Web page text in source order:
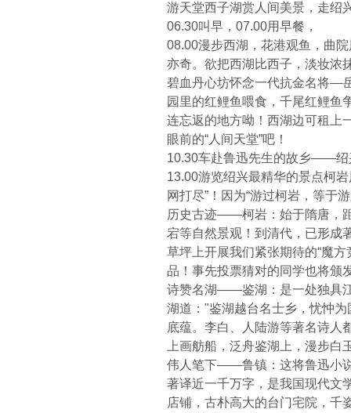
游天堂西子湖赏人间美景，走绍
06.30叫早，07.00用早餐，
08.00漫步西湖，花港观鱼，曲
亦奇。欲把西湖比西子，淡妆浓
碧血丹心坊怀念一代抗金名将—
园里的红鲤鱼喂食，千尾红鲤鱼
连忘返的地方呦！西湖边可租上
眼前的“人间天堂”吧！
10.30车赴鲁迅先生的故乡——绍
13.00游览绍兴最精华的景点柯
网打尽”！因为“游过柯岩，等于
历史古迹——柯岩：始于隋唐，
宕等自然景观！到清代，已形成
草坪上开展我们紧张期待的“魔
品！事先投票猜对的同学也将颁
诗赞名湖——鉴湖：是一处独具
湖道："鉴湖越台名士乡，忧忡
底蕴。李白、人陆游等著名诗人
上画舫船，泛舟鉴湖上，漫步白
伟人笔下——鲁镇：这将鲁迅小
著译近一千万字，是我国现代文
店铺，古朴高大的台门宅院，千